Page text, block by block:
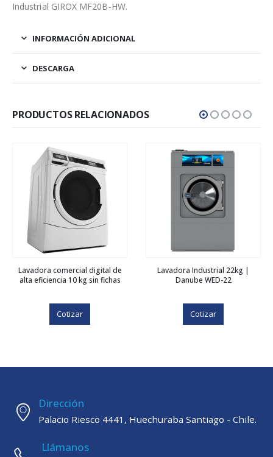
Industrial GIROX MF20B-HW.
INFORMACIÓN ADICIONAL
DESCARGA
PRODUCTOS RELACIONADOS
Lavadora comercial digital de
alta eficiencia 10 kg sin fichas
Cotizar
Lavadora Industrial 22kg |
Danube WED-22
Cotizar
Dirección
Palacio Riesco 4441, Huechuraba Santiago - Chile.
Llámanos